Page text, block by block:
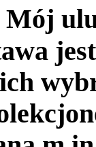
Mój